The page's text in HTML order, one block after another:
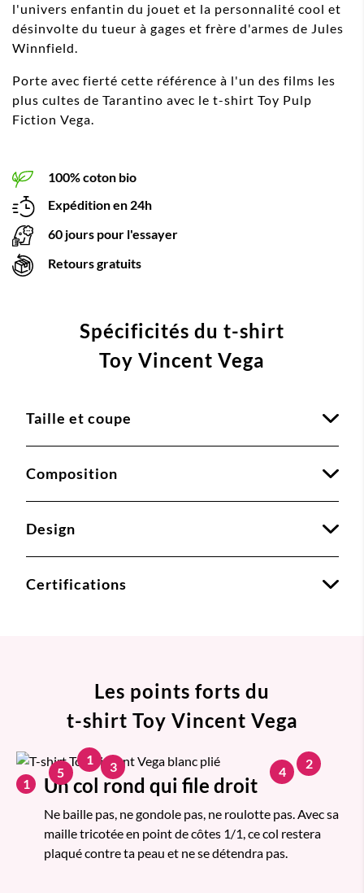
l'univers enfantin du jouet et la personnalité cool et
désinvolte du tueur à gages et frère d'armes de Jules
Winnfield.
Porte avec fierté cette référence à l'un des films les
plus cultes de Tarantino avec le t-shirt Toy Pulp
Fiction Vega.
100% coton bio
Expédition en 24h
60 jours pour l'essayer
Retours gratuits
Spécificités du t-shirt
Toy Vincent Vega
Taille et coupe
Composition
Design
Certifications
Les points forts du
t-shirt Toy Vincent Vega
1 Un col rond qui file droit
Ne baille pas, ne gondole pas, ne roulotte pas. Avec sa
maille tricotée en point de côtes 1/1, ce col restera
plaqué contre ta peau et ne se détendra pas.
1 2
3 4
5